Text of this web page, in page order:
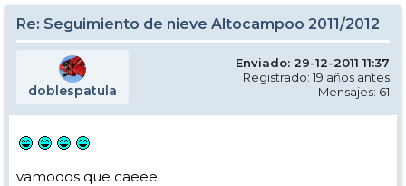
Re: Seguimiento de nieve Altocampoo 2011/2012
doblespatula
Enviado: 29-12-2011 11:37
Registrado: 19 años antes
Mensajes: 61
vamooos que caeee